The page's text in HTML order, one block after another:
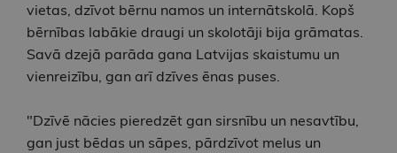
vietas, dzīvot bērnu namos un internātskolā. Kopš
bērnības labākie draugi un skolotāji bija grāmatas.
Savā dzejā parāda gana Latvijas skaistumu un
vienreizību, gan arī dzīves ēnas puses.
"Dzīvē nācies pieredzēt gan sirsnību un nesavtību,
gan just bēdas un sāpes, pārdzīvot melus un